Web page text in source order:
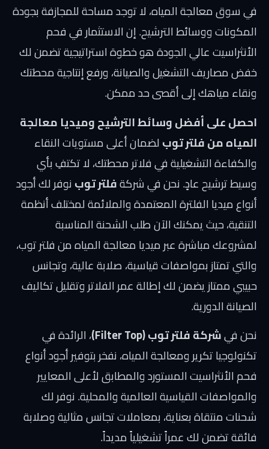
في سوق معالجة المياه، لا توجد مساحة للمجازفة بجودة
المكونات ووسائط الترشيح. إن الاستثمار في فحم
الأنثراسيت عالي الجودة هو خطوة استراتيجية تضمن لك
خفض مصاريف التشغيل والصيانة، ورفع إنتاجية محطتك
ونقاء مياهك إلى أقصى حد ممكن.
احصل على أفضل وسائط الترشيح وميديا معالجة
المياه من فلتر توبلضمان أعلى مستويات النقاء
والكفاءة التشغيلية في فلاتر محطتك، لا تكتفِ بأي
وسيط ترشيح عادٍ. نحن في شركةفلتر توبنوفر لك أجود
أنواع ميديا الفلترة المعتمدة والملائمة لمختلف أنظمة
التنقية، حيث يمكنك الآن طلب الشحنة المناسبة
لمشروعك مباشرة عبرميديا معالجة المياه من فلتر توب،
والتي تمتاز بمواصفات قياسية، صلابة عالية، وتجانس
حبيبي ممتاز يضمن لك إطالة عمر الفلاتر وتقليل تكاليف
الصيانة الدورية.
نحن فيشركة فلتر توب (Filter Top)
، الرائدة في
تكنولوجيا تكرير ومعالجة المياه، نفخر بتوفير أجود أنواع
فحم الأنثراسيت المستورد والمطابق لأعلى المعايير
والمواصفات القياسية العالمية والمحلية. نوفر لك
شحنات منتقاة بعناية، بمعاملات تجانس مثالية وصلابة
فائقة تضمن لك عمراً تشغيلياً مديداً.